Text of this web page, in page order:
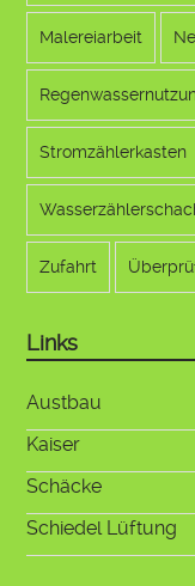
Malereiarbeit
Stromzählerkasten
Zufahrt
Links
Austbau
Kaiser
Schäcke
Schiedel Lüftung